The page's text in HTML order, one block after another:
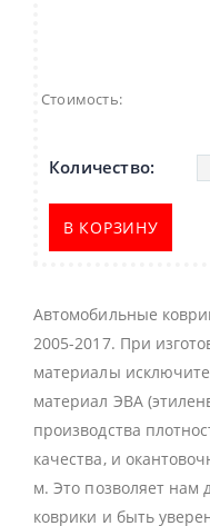
Стоимость:
В КОРЗИНУ
Автомобильные
2005-2017. При
материалы
материал ЭВА
производства
качества, и
м. Это позволяет нам
коврики и быть